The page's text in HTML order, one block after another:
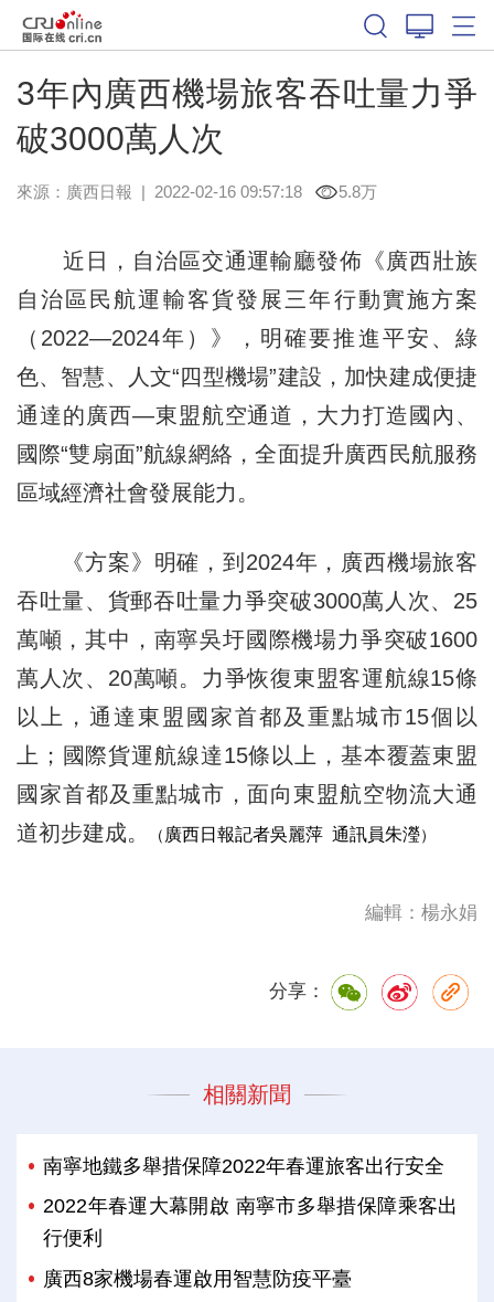
3年內廣西機場旅客吞吐量力爭
破3000萬人次
來源： 廣西日報 | 2022-02-16 09:57:18 5.8万
近日，自治區交通運輸廳發佈《廣西壯族
自治區民航運輸客貨發展三年行動實施方案
（2022—2024年）》，明確要推進平安、綠
色、智慧、人文“四型機場”建設，加快建成便捷
通達的廣西—東盟航空通道，大力打造國內、
國際“雙扇面”航線網絡，全面提升廣西民航服務
區域經濟社會發展能力。
《方案》明確，到2024年，廣西機場旅客
吞吐量、貨郵吞吐量力爭突破3000萬人次、25
萬噸，其中，南寧吳圩國際機場力爭突破1600
萬人次、20萬噸。力爭恢復東盟客運航線15條
以上，通達東盟國家首都及重點城市15個以
上；國際貨運航線達15條以上，基本覆蓋東盟
國家首都及重點城市，面向東盟航空物流大通
道初步建成。
（ 廣西日報記者吳麗萍 通訊員朱瀅）
編輯：楊永娟
分享：
相關新聞
南寧地鐵多舉措保障2022年春運旅客出行安全
2022年春運大幕開啟 南寧市多舉措保障乘客出
行便利
廣西8家機場春運啟用智慧防疫平臺